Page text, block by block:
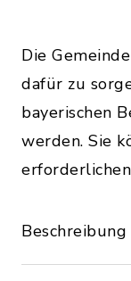
Die
dafür zu
bayerischen
werden. Sie
Beschreibung